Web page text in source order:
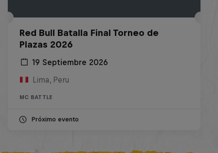
Red Bull Batalla Final Torneo de
Plazas 2026
19 Septiembre 2026
Lima, Peru
MC BATTLE
Próximo evento